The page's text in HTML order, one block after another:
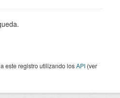
este registro utilizando losAPI (ver